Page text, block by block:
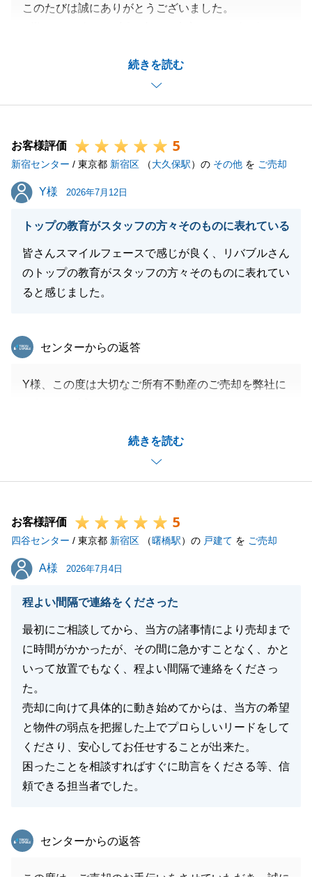
続きを読む
このたびは誠にありがとうございました。
K様は多数の不動産をご所有されており、こちらとし
ても円滑にお話を進めることができ、心より感謝申し
上げます。
すので、引き続き精一杯サポートさせていただきま
す。
今後とも何卒よろしくお願い申し上げます。
閉じる
お客様評価 5
新宿センター / 東京都 新宿区 （大久保駅）の その他 を ご売却
Y様
Y様 2026年7月12日
トップの教育がスタッフの方々そのものに表れている
皆さんスマイルフェースで感じが良く、リバブルさん
のトップの教育がスタッフの方々そのものに表れてい
ると感じました。
続きを読む
東急リバブル
センターからの返答
Y様、この度は大切なご所有不動産のご売却を弊社に
とにつきましても重ねて御礼申し上げます。
Y様の大切なご所有不動産のご売却を微力ながらもお
手伝いできましたこと、大変光栄に嬉しく存じます。
したらお気軽にお申し付け下さいませ。
改めてこの度は誠にありがとうございました。
今後とも宜しくお願い申し上げます。
閉じる
お客様評価 5
四谷センター / 東京都 新宿区 （曙橋駅）の 戸建て を ご売却
A様
A様 2026年7月4日
程よい間隔で連絡をくださった
最初にご相談してから、当方の諸事情により売却まで
に時間がかかったが、その間に急かすことなく、かと
いって放置でもなく、程よい間隔で連絡をくださっ
た。
売却に向けて具体的に動き始めてからは、当方の希望
と物件の弱点を把握した上でプロらしいリードをして
くださり、安心してお任せすることが出来た。
困ったことを相談すればすぐに助言をくださる等、信
頼できる担当者でした。
東急リバブル
センターからの返答